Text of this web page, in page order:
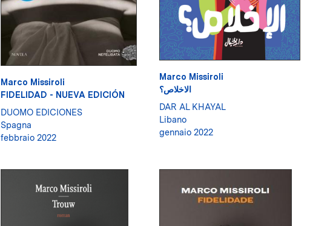
Marco Missiroli
FIDELIDAD - NUEVA EDICIÓN
DUOMO EDICIONES
Spagna
febbraio 2022
Marco Missiroli
الاخلاص؟
DAR AL KHAYAL
Libano
gennaio 2022